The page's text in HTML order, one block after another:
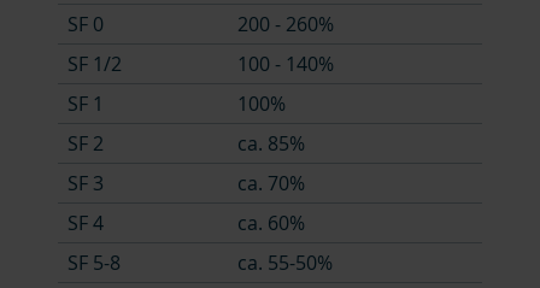
SF 0
200 - 260%
SF 1/2
100 - 140%
SF 1
100%
SF 2
ca. 85%
SF 3
ca. 70%
SF 4
ca. 60%
SF 5-8
ca. 55-50%